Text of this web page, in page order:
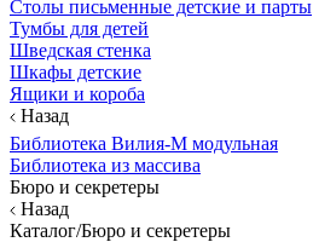
Столы письменные детские и парты
Тумбы для детей
Шведская стенка
Шкафы детские
Ящики и короба
Назад
Библиотека Вилия-М модульная
Библиотека из массива
Бюро и секретеры
Назад
Каталог/Бюро и секретеры